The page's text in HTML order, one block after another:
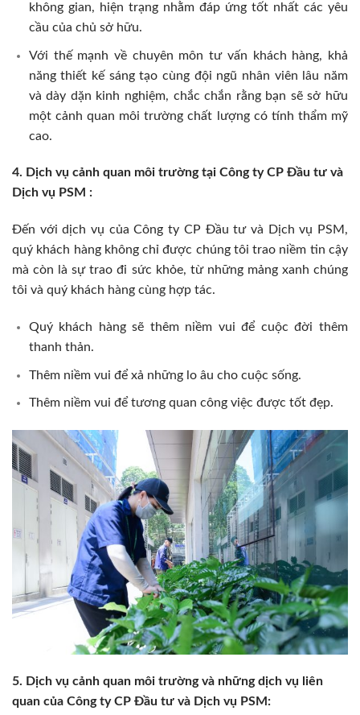
không gian, hiện trạng nhằm đáp ứng tốt nhất các yêu
cầu của chủ sở hữu.
Với thế mạnh về chuyên môn tư vấn khách hàng, khả
năng thiết kế sáng tạo cùng đội ngũ nhân viên lâu năm
và dày dặn kinh nghiệm, chắc chắn rằng bạn sẽ sở hữu
một cảnh quan môi trường chất lượng có tính thẩm mỹ
cao.
4. Dịch vụ cảnh quan môi trường tại Công ty CP Đầu tư và
Dịch vụ PSM :
Đến với dịch vụ của Công ty CP Đầu tư và Dịch vụ PSM,
quý khách hàng không chỉ được chúng tôi trao niềm tin cậy
mà còn là sự trao đi sức khỏe, từ những mảng xanh chúng
tôi và quý khách hàng cùng hợp tác.
Quý khách hàng sẽ thêm niềm vui để cuộc đời thêm
thanh thản.
Thêm niềm vui để xả những lo âu cho cuộc sống.
Thêm niềm vui để tương quan công việc được tốt đẹp.
5. Dịch vụ cảnh quan môi trường và những dịch vụ liên
quan của Công ty CP Đầu tư và Dịch vụ PSM: